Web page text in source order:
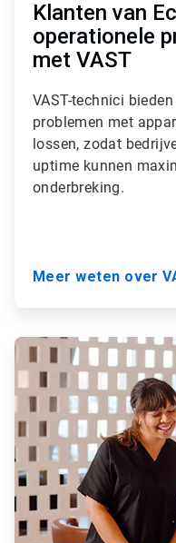
Klanten van
operationele
met VAST
VAST-technici
problemen met
lossen, zodat
uptime kunnen
onderbreking.
Meer weten over
A
r
i
c
e
T
l
e
3